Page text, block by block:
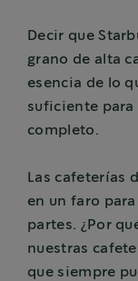
Decir que
grano de alta
esencia de lo
suficiente para
completo.
Las cafeterías
en un faro
partes. ¿Por
nuestras
que siempre